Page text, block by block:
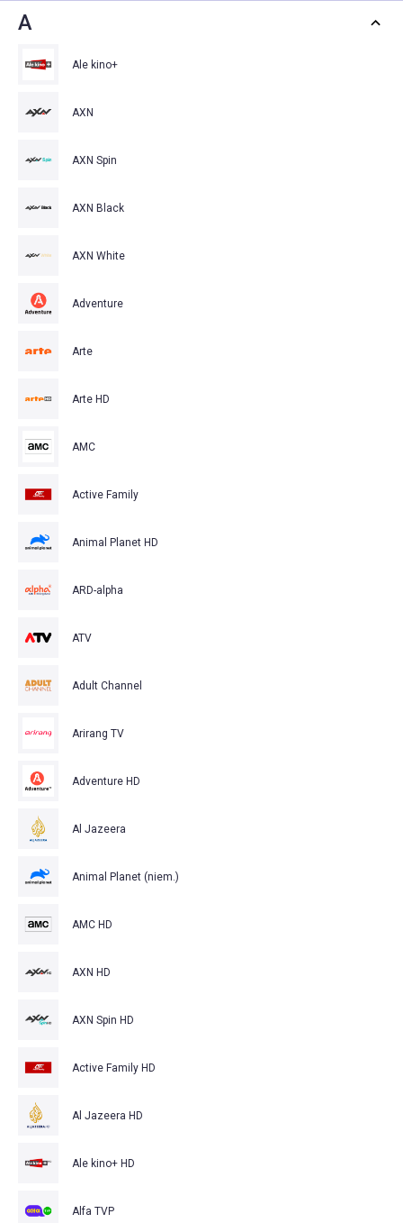
A
Ale kino+
AXN
AXN Spin
AXN Black
AXN White
Adventure
Arte
Arte HD
AMC
Active Family
Animal Planet HD
ARD-alpha
ATV
Adult Channel
Arirang TV
Adventure HD
Al Jazeera
Animal Planet (niem.)
AMC HD
AXN HD
AXN Spin HD
Active Family HD
Al Jazeera HD
Ale kino+ HD
Alfa TVP